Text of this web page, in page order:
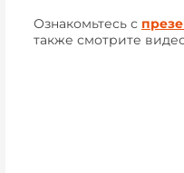
Ознакомьтесь с
также смотрите